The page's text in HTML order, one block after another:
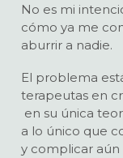
No es mi
cómo ya me
aburrir a nadie.
El problema
terapeutas en
en su única
a lo único que
y complicar aún